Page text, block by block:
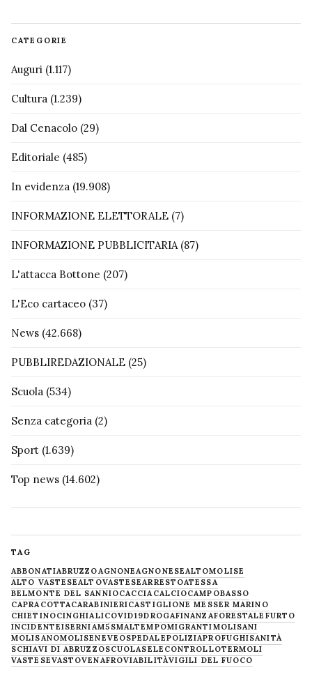
CATEGORIE
Auguri (1.117)
Cultura (1.239)
Dal Cenacolo (29)
Editoriale (485)
In evidenza (19.908)
INFORMAZIONE ELETTORALE (7)
INFORMAZIONE PUBBLICITARIA(87)
L'attacca Bottone (207)
L'Eco cartaceo (37)
News (42.668)
PUBBLIREDAZIONALE (25)
Scuola (534)
Senza categoria (2)
Sport (1.639)
Top news (14.602)
TAG
ABBONATIABRUZZOAGNONEAGNONESEALTOMOLISE
ALTO VASTESEALTOVASTESEARRESTOATESSA
BELMONTE DEL SANNIOCACCIACALCIOCAMPOBASSO
CAPRACOTTACARABINIERICASTIGLIONE MESSER MARINO
CHIETINOCINGHIALICOVID19DROGAFINANZAFORESTALE FURTO
INCIDENTEISERNIAM5SMALTEMPOMIGRANTIMOLISANI
MOLISANOMOLISENEVE OSPEDALEPOLIZIAPROFUGHISANITÀ
SCHIAVI DI ABRUZZOSCUOLASELECONTROLLOTERMOLI
VASTESEVASTOVENAFROVIABILITÀVIGILI DEL FUOCO